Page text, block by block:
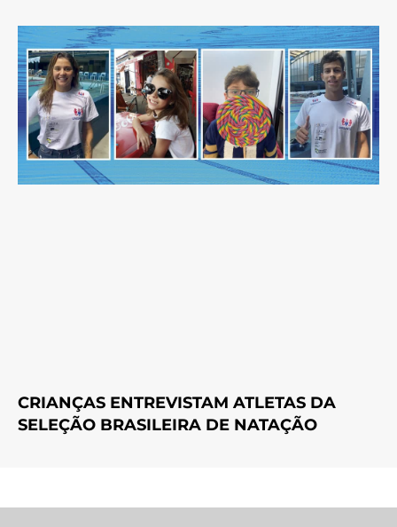
CRIANÇAS ENTREVISTAM ATLETAS DA
SELEÇÃO BRASILEIRA DE NATAÇÃO